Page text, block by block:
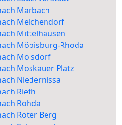
Marbach
Melchendorf
Mittelhausen
Möbisburg-Rhoda
Molsdorf
Moskauer Platz
Niedernissa
Rieth
Rohda
Roter Berg